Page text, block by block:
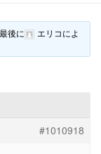
後に エリコによ
#1010918